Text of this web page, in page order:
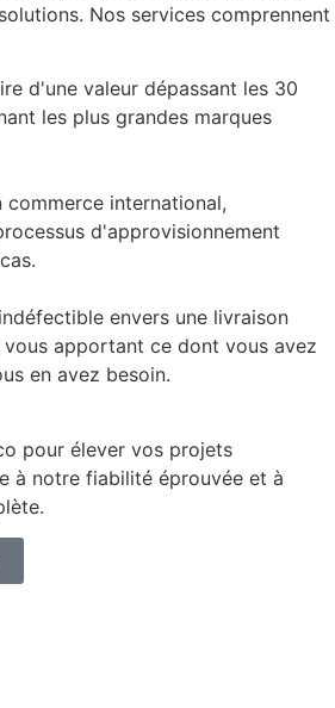
Nos services comprennent
d'une valeur dépassant les 30
les plus grandes marques
commerce international,
d'approvisionnement
envers une livraison
vous apportant ce dont vous avez
en avez besoin.
pour élever vos projets
à notre fiabilité éprouvée et à